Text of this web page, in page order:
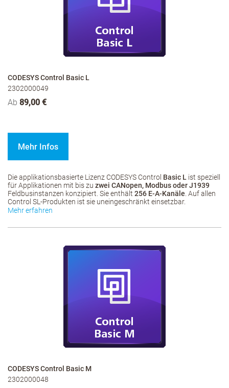
CODESYS Control Basic L
2302000049
Ab 89,00 €
Mehr Infos
Die applikationsbasierte Lizenz CODESYS Control Basic L ist speziell
für Applikationen mit bis zu zwei CANopen, Modbus oder J1939
Feldbusinstanzen konzipiert. Sie enthält 256 E-A-Kanäle . Auf allen
Control SL-Produkten ist sie uneingeschränkt einsetzbar.
Mehr erfahren
CODESYS Control Basic M
2302000048